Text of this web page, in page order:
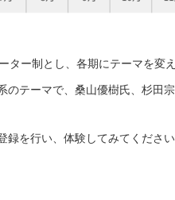
ター制とし、各期にテーマを変
のテーマで、桑山優樹氏、杉田
録を行い、体験してみてくださ